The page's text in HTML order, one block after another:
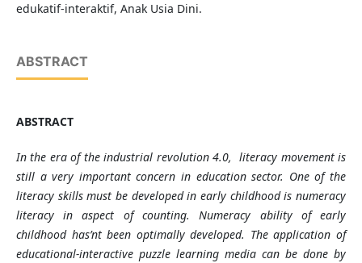
edukatif-interaktif, Anak Usia Dini.
ABSTRACT
ABSTRACT
In the era of the industrial revolution 4.0, literacy movement is
still a very important concern in education sector. One of the
literacy skills must be developed in early childhood is numeracy
literacy in aspect of counting.Numeracy ability of early
childhood has’ntbeen optimally developed. The application of
educational-interactive puzzle learning media can be done by